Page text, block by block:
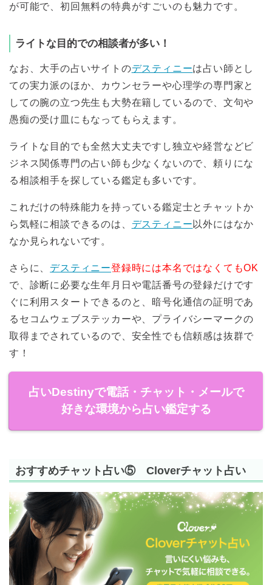
が可能で、初回無料の特典がすごいのも魅力です。
ライトな目的での相談者が多い！
なお、大手の占いサイトのデスティニーは占い師とし
ての実力派のほか、カウンセラーや心理学の専門家と
しての腕の立つ先生も大勢在籍しているので、文句や
愚痴の受け皿にもなってもらえます。
ライトな目的でも全然大丈夫ですし独立や経営などビ
ジネス関係専門の占い師も少なくないので、頼りにな
る相談相手を探している鑑定も多いです。
これだけの特殊能力を持っている鑑定士とチャットか
ら気軽に相談できるのは、 デスティニー 以外にはなか
なか見られないです。
さらに、 デスティニー登録時には本名ではなくてもOK
で、診断に必要な生年月日や電話番号の登録だけです
ぐに利用スタートできるのと、暗号化通信の証明であ
るセコムウェブステッカーや、プライバシーマークの
取得までされているので、安全性でも信頼感は抜群で
す！
占いDestinyで電話・チャット・メールで
好きな環境から占い鑑定する
おすすめチャット占い⑤ Cloverチャット占い